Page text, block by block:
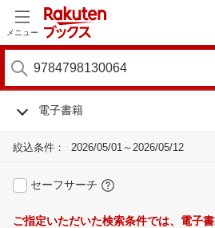
メニュー
電子書籍
絞込条件： 2026/05/01～2026/05/12
セーフサーチ
ご指定いただいた検索条件では、電子